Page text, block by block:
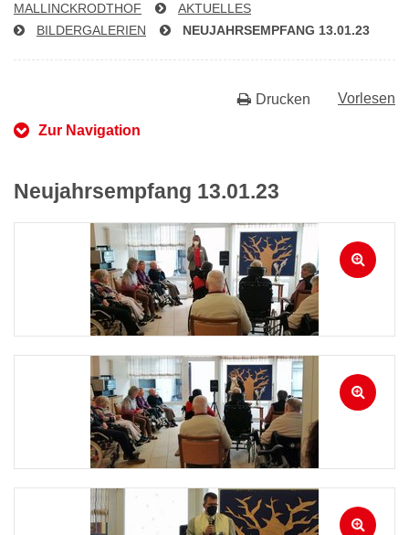
MAL­LINCK­RODTHOF
AKTUELLES
BIL­DER­GA­LE­RI­EN
NEU­JAHRS­EMP­FANG 13.01.23
Vorlesen
Drucken
Zur Navigation
Neujahrsempfang 13.01.23